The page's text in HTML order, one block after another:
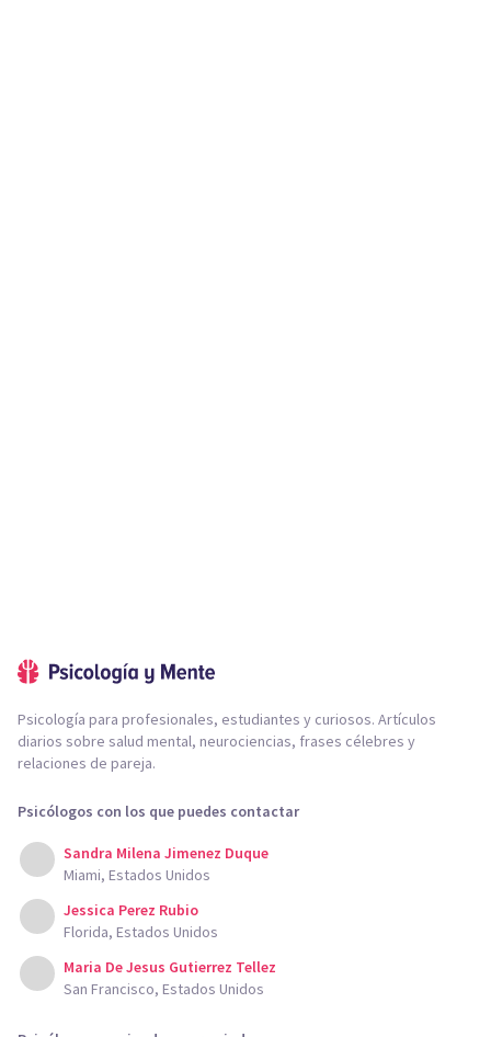
Psicología para profesionales, estudiantes y curiosos. Artículos
diarios sobre salud mental, neurociencias, frases célebres y
relaciones de pareja.
Psicólogos con los que puedes contactar
Sandra Milena Jimenez Duque
Miami, Estados Unidos
Jessica Perez Rubio
Florida, Estados Unidos
Maria De Jesus Gutierrez Tellez
San Francisco, Estados Unidos